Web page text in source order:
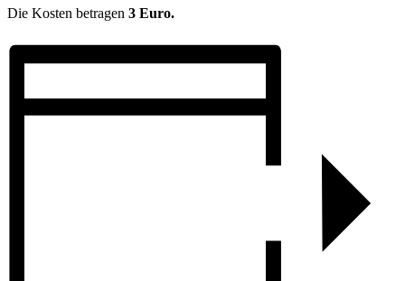
Die Kosten betragen 3 Euro.